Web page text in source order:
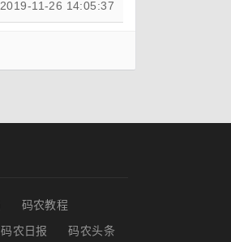
2019-11-26 14:05:37
码农教程
码农日报
码农头条